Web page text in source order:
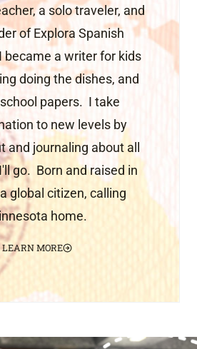
a solo traveler, and
of Explora Spanish
became a writer for kids
doing the dishes, and
papers. I take
to new levels by
and journaling about all
go. Born and raised in
global citizen, calling
home.
LEARN MORE